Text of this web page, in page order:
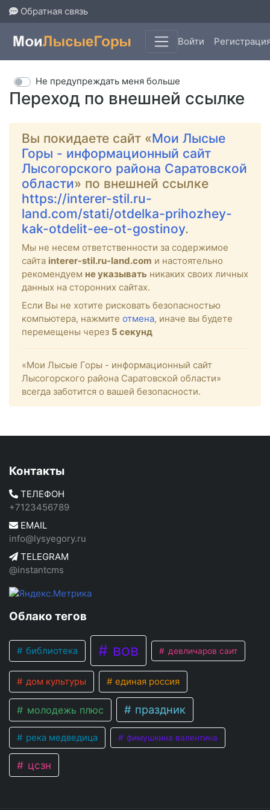
Обратная связь
Войти
Переход по внешней ссылке
Не предупреждать меня больше
Вы покидаете сайт «Мои Лысые
Горы - информационный сайт
Лысогорского района Саратовской
области» по внешней ссылке
https://interer-stil.ru-
land.com/stati/otdelka-prihozhey-
kak-otdelit-ee-ot-gostinoy.
Мы не несем ответственности за содержимое
сайта interer-stil.ru-land.com и настоятельно
рекомендуем не указывать никаких своих личных
данных на сторонних сайтах.
Если Вы не хотите рисковать безопасностью
компьютера, нажмите отмена, иначе вы будете
перемещены через 5 секунд
«Мои Лысые Горы - информационный сайт
Лысогорского района Саратовской области»
всегда заботится о вашей безопасности.
Контакты
ТЕЛЕФОН
+7123456789
EMAIL
info@lysyegory.ru
TELEGRAM
@instantcms
Облако тегов
библиотека вов девличаров саит
дом культуры единая россия
молодежь плюс праздник
река медведица фимушкина валентина
цсзн